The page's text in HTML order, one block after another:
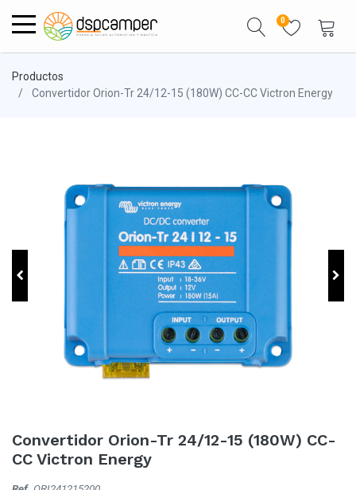
0
Productos
Convertidor Orion-Tr 24/12-15 (180W) CC-CC Victron Energy
Convertidor Orion-Tr 24/12-15 (180W) CC-
CC Victron Energy